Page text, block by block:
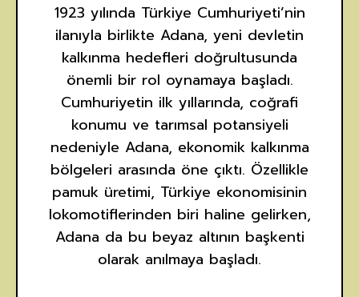
1923 yılında Türkiye Cumhuriyeti’nin
ilanıyla birlikte Adana, yeni devletin
kalkınma hedefleri doğrultusunda
önemli bir rol oynamaya başladı.
Cumhuriyetin ilk yıllarında, coğrafi
konumu ve tarımsal potansiyeli
nedeniyle Adana, ekonomik kalkınma
bölgeleri arasında öne çıktı. Özellikle
pamuk üretimi, Türkiye ekonomisinin
lokomotiflerinden biri haline gelirken,
Adana da bu beyaz altının başkenti
olarak anılmaya başladı.